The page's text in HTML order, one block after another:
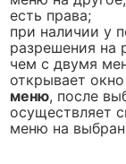
есть права;
при наличии у
разрешения на
чем с двумя
открывает окно
меню, после
осуществляет
меню на